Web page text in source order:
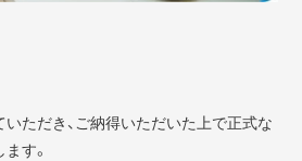
ただき、ご納得いただいた上で正式な
す。